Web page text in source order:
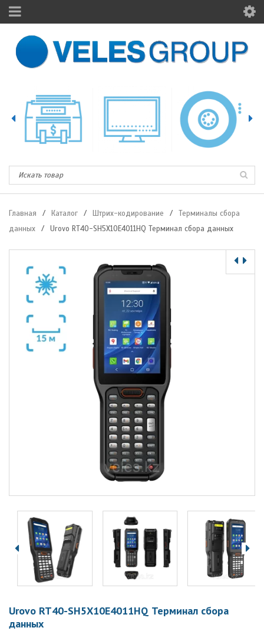
Главная / Каталог / Штрих-кодирование /
Терминалы сбора
данных
/ Urovo RT40-SH5X10E4011HQ Терминал сбора данных
Urovo RT40-SH5X10E4011HQ Терминал сбора
данных